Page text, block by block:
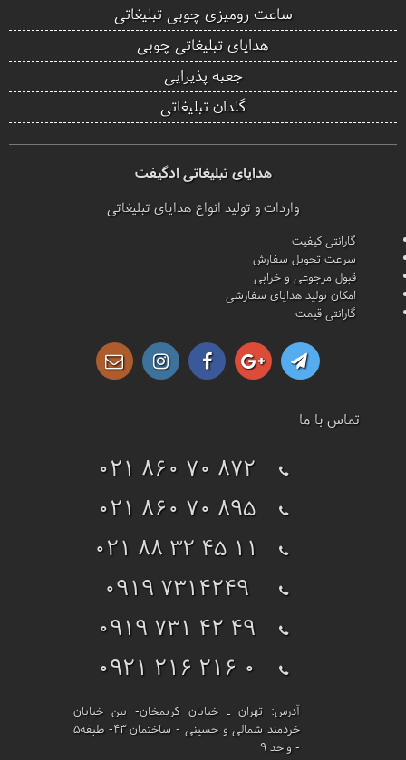
ساعت رومیزی چوبی تبلیغاتی
هدایای تبلیغاتی چوبی
جعبه پذیرایی
گلدان تبلیغاتی
هدایای تبلیغاتی ادگیفت
واردات و تولید انواع هدایای تبلیغاتی
گارانتی کیفیت
سرعت تحویل سفارش
قبول مرجوعی و خرابی
امکان تولید هدایای سفارشی
گارانتی قیمت
تماس با ما
021 860 70 872
021 860 70 895
021 88 32 45 11
0919 7314249
0919 731 42 49
0921 216 216 0
آدرس: تهران ـ خیابان کریمخان- بین خیابان
خردمند شمالی و حسینی - ساختمان 43- طبقه5
- واحد 9